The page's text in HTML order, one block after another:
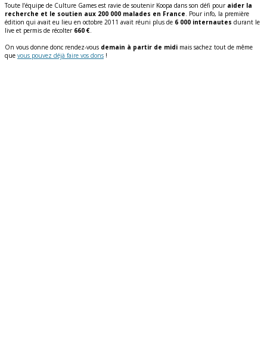
Toute l’équipe de Culture Games est ravie de soutenir Koopa dans son défi pour aider la
recherche et le soutien aux 200 000 malades en France. Pour info, la première
édition qui avait eu lieu en octobre 2011 avait réuni plus de 6 000 internautes durant le
live et permis de récolter 660 €.
On vous donne donc rendez-vous demain à partir de midi mais sachez tout de même
que vous pouvez déjà faire vos dons !